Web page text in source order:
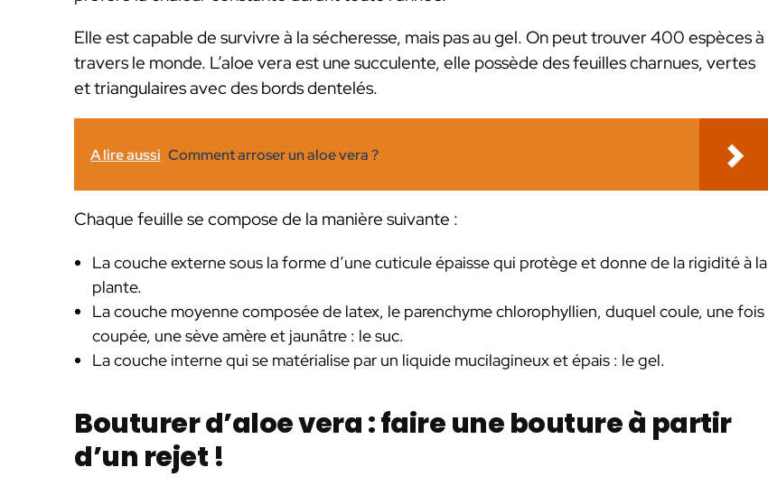
Elle est capable de survivre à la sécheresse, mais pas au gel. On peut trouver 400 espèces à
travers le monde. L’aloe vera est une succulente, elle possède des feuilles charnues, vertes
et triangulaires avec des bords dentelés.
A lire aussi Comment arroser un aloe vera ?
Chaque feuille se compose de la manière suivante :
La couche externe sous la forme d’une cuticule épaisse qui protège et donne de la rigidité à la
plante.
La couche moyenne composée de latex, le parenchyme chlorophyllien, duquel coule, une fois
coupée, une sève amère et jaunâtre : le suc.
La couche interne qui se matérialise par un liquide mucilagineux et épais : le gel.
Bouturer d’aloe vera : faire une bouture à partir
d’un rejet !